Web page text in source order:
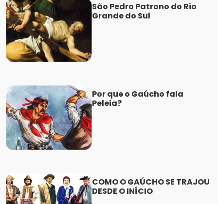
São Pedro Patrono do Rio
Grande do Sul
Por que o Gaúcho fala
Peleia?
COMO O GAÚCHO SE TRAJOU
DESDE O INÍCIO